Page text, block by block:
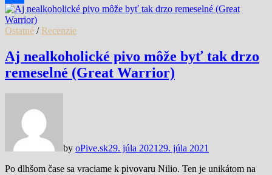
Share
Ostatné / Recenzie
Aj nealkoholické pivo môže byť tak drzo
remeselné (Great Warrior)
by oPive.sk29. júla 2021 29. júla 2021
Po dlhšom čase sa vraciame k pivovaru Nilio. Ten je unikátom na